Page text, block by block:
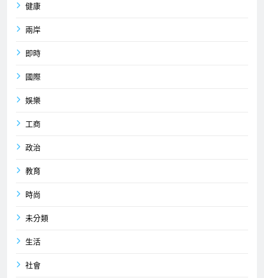
健康
兩岸
即時
國際
娛樂
工商
政治
教育
時尚
未分類
生活
社會